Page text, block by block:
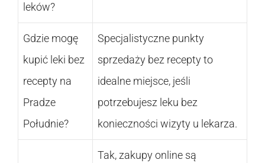
leków?
Gdzie mogę
kupić leki bez
recepty na
Pradze
Południe?
Specjalistyczne punkty
sprzedaży bez recepty to
idealne miejsce, jeśli
potrzebujesz leku bez
konieczności wizyty u lekarza.
Tak, zakupy online są